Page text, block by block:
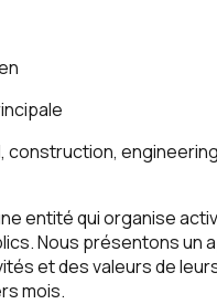
construction,
entité qui organise
Nous présentons un
et des valeurs de
mois.